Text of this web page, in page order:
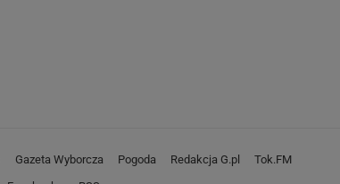
Gazeta Wyborcza Pogoda Redakcja G.pl
Tok.FM